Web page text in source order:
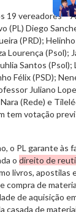
19 vereadores -
(PL) Diego
(PRD); Helinho
Lourença (Psol);
Santos (Psol);
Félix (PSD);
Juliano
(Rede) e
tem votação
o PL garante às
o direito de
livros, apostilas
compra de
de aquisição
casada de